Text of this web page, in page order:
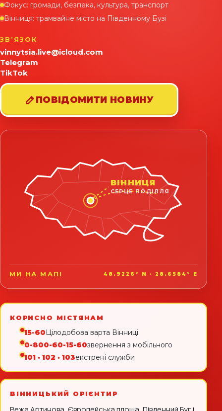
Фокус: громади, безпека, культура, транспорт
Вінниця: трамвайне місто на Південному Бузі
ЗВʼЯЗОК
vinnytsia.live@icloud.com
Telegram
TikTok
ПОВІДОМИТИ НОВИНУ
ВІННИЦЯ
СЕРЦЕ ПОДІЛЛЯ
МИ НА МАПІ 48.9226° N · 28.6584° E
КОРИСНО МІСТЯНАМ
15-60Цілодобова варта Вінниці
0-800-60-15-60звернення з мобільного
101 · 102 · 103екстрені служби
ВІННИЦЬКИЙ ОРІЄНТИР